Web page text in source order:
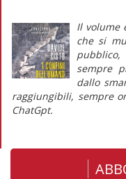
Il volume
che si
sempre
dallo
raggiungibili, sempre
ChatGpt.